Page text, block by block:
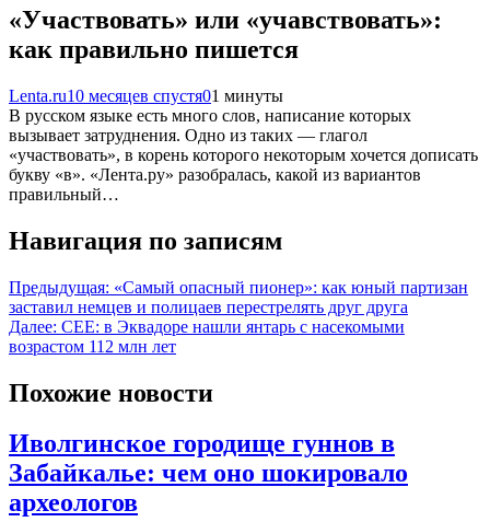
«Участвовать» или «учавствовать»:
как правильно пишется
Lenta.ru10 месяцев спустя01 минуты
В русском языке есть много слов, написание которых
вызывает затруднения. Одно из таких — глагол
«участвовать», в корень которого некоторым хочется дописать
букву «в». «Лента.ру» разобралась, какой из вариантов
правильный…
Навигация по записям
Предыдущая: «Самый опасный пионер»: как юный партизан
заставил немцев и полицаев перестрелять друг друга
Далее: CEE: в Эквадоре нашли янтарь с насекомыми
возрастом 112 млн лет
Похожие новости
Иволгинское городище гуннов в
Забайкалье: чем оно шокировало
археологов